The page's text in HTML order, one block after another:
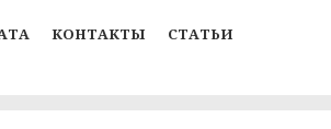
КОНТАКТЫ СТАТЬИ